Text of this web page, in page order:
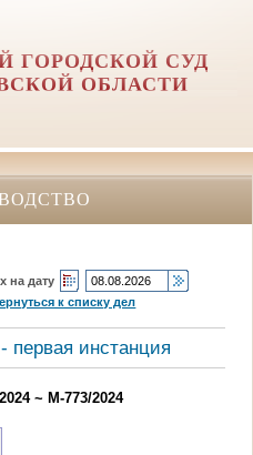
ГОРОДСКОЙ СУД
ОБЛАСТИ
на дату
к списку дел
первая инстанция
~ М-773/2024